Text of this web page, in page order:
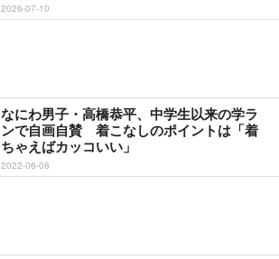
2026-07-10
なにわ男子・高橋恭平、中学生以来の学ラ
ンで自画自賛 着こなしのポイントは「着
ちゃえばカッコいい」
2022-06-08